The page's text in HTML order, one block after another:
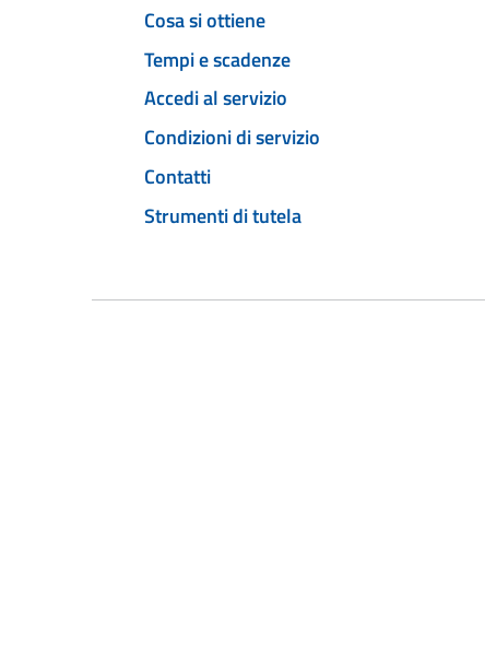
Cosa si ottiene
Tempi e scadenze
Accedi al servizio
Condizioni di servizio
Contatti
Strumenti di tutela